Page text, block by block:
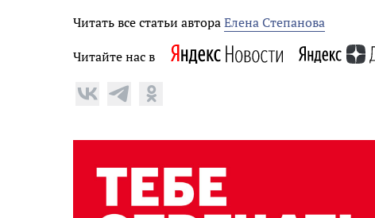
Читать все статьи автораЕлена Степанова
Читайте нас в